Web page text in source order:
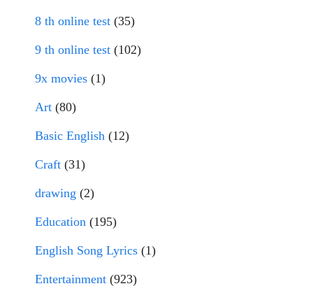
8 th online test (35)
9 th online test (102)
9x movies (1)
Art (80)
Basic English (12)
Craft (31)
drawing (2)
Education (195)
English Song Lyrics (1)
Entertainment (923)